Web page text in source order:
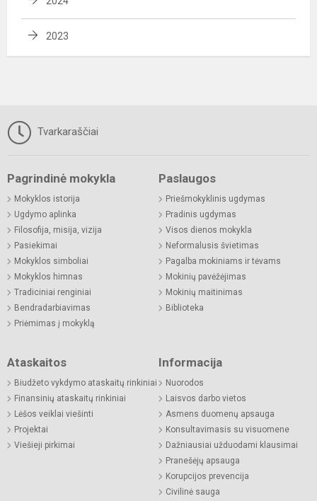
2023
Tvarkaraščiai
Pagrindinė mokykla
Mokyklos istorija
Ugdymo aplinka
Filosofija, misija, vizija
Pasiekimai
Mokyklos simboliai
Mokyklos himnas
Tradiciniai renginiai
Bendradarbiavimas
Priėmimas į mokyklą
Paslaugos
Priešmokyklinis ugdymas
Pradinis ugdymas
Visos dienos mokykla
Neformalusis švietimas
Pagalba mokiniams ir tėvams
Mokinių pavėžėjimas
Mokinių maitinimas
Biblioteka
Ataskaitos
Biudžeto vykdymo ataskaitų rinkiniai
Finansinių ataskaitų rinkiniai
Lėšos veiklai viešinti
Projektai
Viešieji pirkimai
Informacija
Nuorodos
Laisvos darbo vietos
Asmens duomenų apsauga
Konsultavimasis su visuomene
Dažniausiai užduodami klausimai
Pranešėjų apsauga
Korupcijos prevencija
Civilinė sauga